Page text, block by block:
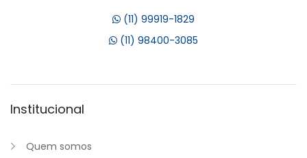
(11) 99919-1829
(11) 98400-3085
Institucional
Quem somos